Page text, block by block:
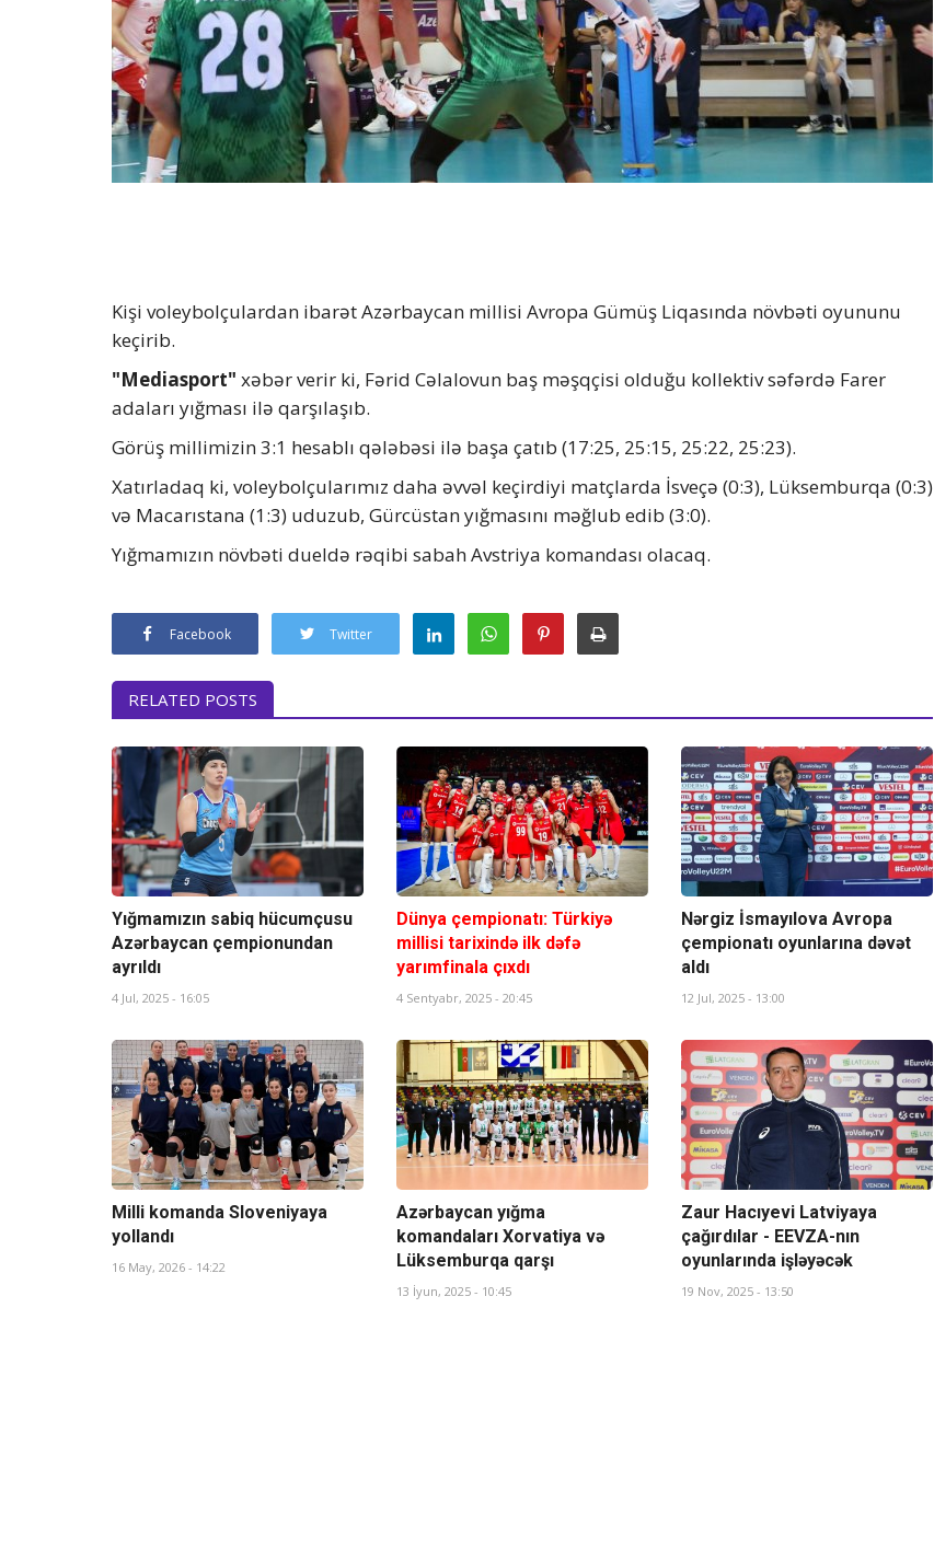
Kişi voleybolçulardan ibarət Azərbaycan millisi Avropa Gümüş Liqasında növbəti oyununu
keçirib.
"Mediasport" xəbər verir ki, Fərid Cəlalovun baş məşqçisi olduğu kollektiv səfərdə Farer
adaları yığması ilə qarşılaşıb.
Görüş millimizin 3:1 hesablı qələbəsi ilə başa çatıb (17:25, 25:15, 25:22, 25:23).
Xatırladaq ki, voleybolçularımız daha əvvəl keçirdiyi matçlarda İsveçə (0:3), Lüksemburqa (0:3)
və Macarıstana (1:3) uduzub, Gürcüstan yığmasını məğlub edib (3:0).
Yığmamızın növbəti dueldə rəqibi sabah Avstriya komandası olacaq.
Facebook Twitter
RELATED POSTS
Yığmamızın sabiq hücumçusu
Azərbaycan çempionundan
ayrıldı
4 Jul, 2025 - 16:05
Dünya çempionatı: Türkiyə
millisi tarixində ilk dəfə
yarımfinala çıxdı
4 Sentyabr, 2025 - 20:45
Nərgiz İsmayılova Avropa
çempionatı oyunlarına dəvət
aldı
12 Jul, 2025 - 13:00
Milli komanda Sloveniyaya
yollandı
16 May, 2026 - 14:22
Azərbaycan yığma
komandaları Xorvatiya və
Lüksemburqa qarşı
13 İyun, 2025 - 10:45
Zaur Hacıyevi Latviyaya
çağırdılar - EEVZA-nın
oyunlarında işləyəcək
19 Nov, 2025 - 13:50